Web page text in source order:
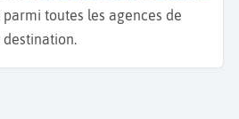
parmi toutes les agences de
destination.